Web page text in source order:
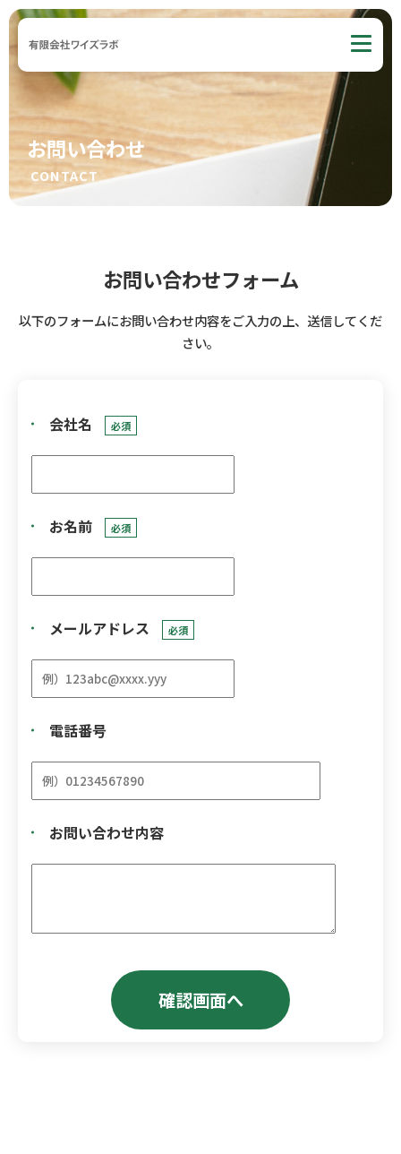
お問い合わせ
CONTACT
お問い合わせフォーム
以下のフォームにお問い合わせ内容をご入力の上、送信してくだ
さい。
会社名 必須
お名前 必須
メールアドレス 必須
電話番号
お問い合わせ内容